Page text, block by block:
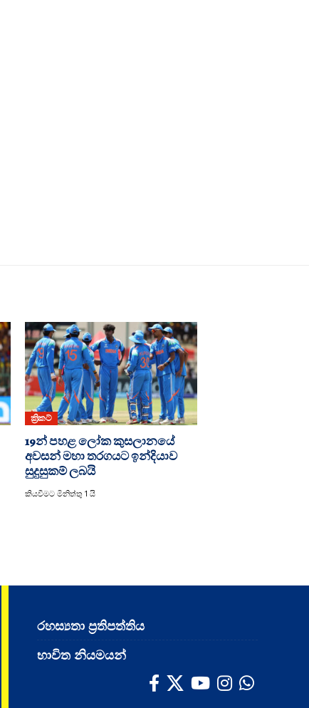
ක්‍රිකට්
19න් පහළ ලෝක කුසලානයේ
අවසන් මහා තරගයට ඉන්දියාව
සුදුසුකම් ලබයි
කියවීමට මිනිත්තු 1 යි
රහස්‍යතා ප්‍රතිපත්තිය
භාවිත නියමයන්